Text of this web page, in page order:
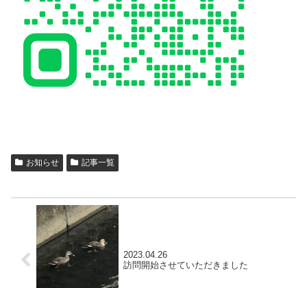
お知らせ 記事一覧
2023.04.26
訪問開始させていただきました